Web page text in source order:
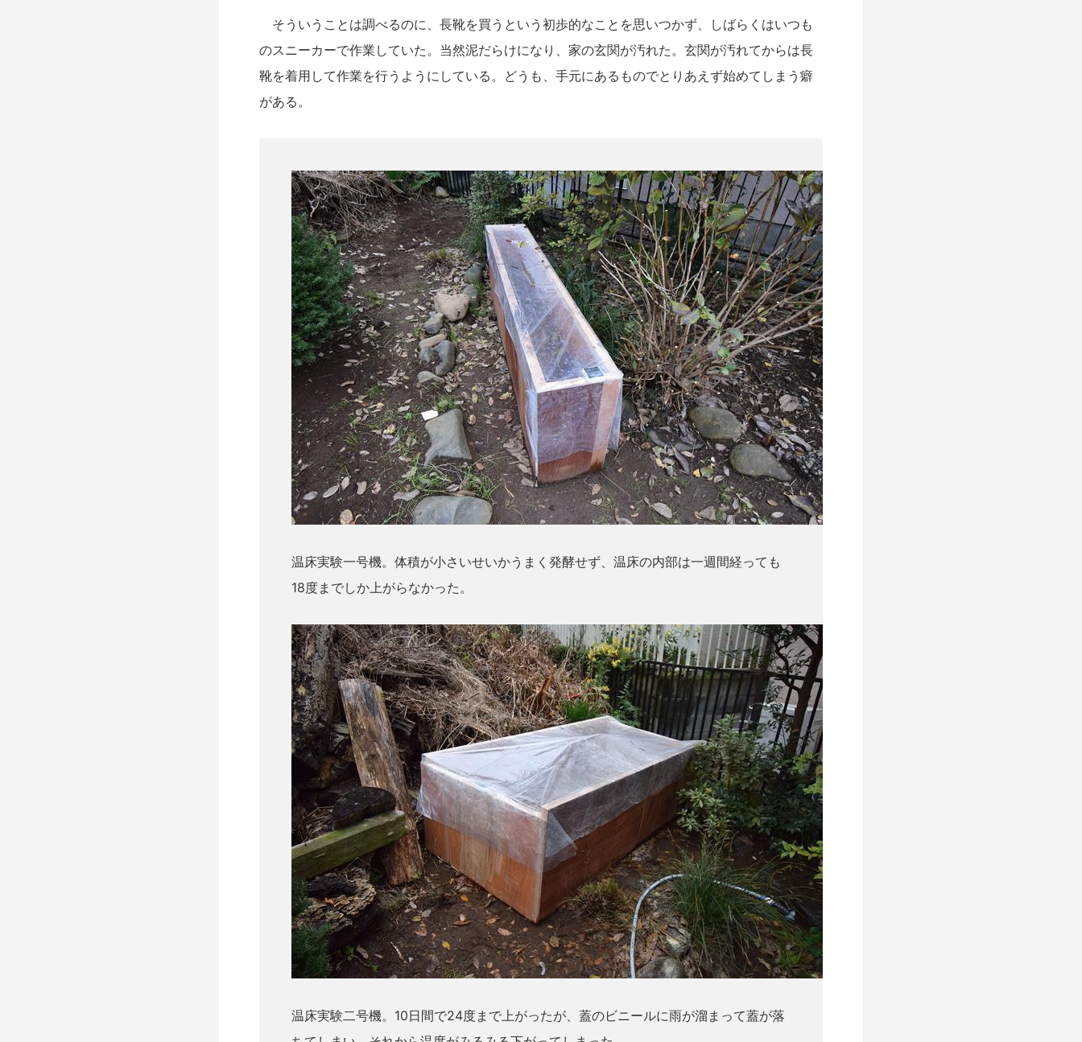
そういうことは調べるのに、長靴を買うという初歩的なこと を思いつかず、しばらくはいつも
のスニーカーで作業していた。当然泥だらけになり、家の玄関が汚れた。玄関が汚れてからは長
靴を着用して作業を行う ようにしている。どうも、手元にあるものでとりあえず始めてしまう癖
がある。
温床実験一号機。体積が小さいせいかうまく発酵せず、温床の内部は一週間経っても
18度までしか上がらなかった。
温床実験二号機。10日間で24度まで上がったが、蓋のビニールに雨が溜まって蓋が落